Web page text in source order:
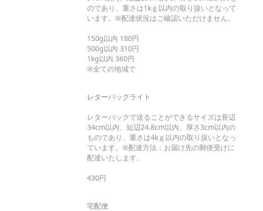
のであり、重さは1kｇ以内の取り扱いとなって
います。※配達状況はご確認いただけません。
150g以内 180円
500g以内 310円
1kg以内 360円
※全ての地域で
レターパックライト
レターパックで送ることができるサイズは長辺
34cm以内、短辺24.8cm以内、厚さ3cm以内の
ものであり、重さは4kｇ以内の取り扱いとなっ
ています。※配達方法：お届け先の郵便受けに
配達いたします。
430円
宅配便